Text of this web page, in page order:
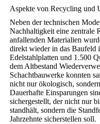
Aspekte von Recycling und
Neben der technischen
Nachhaltigkeit eine zentrale
anfallenden Materialien
direkt wieder in das Baufeld
Edelstahlplatten und 1.500
dem Altbestand
Schachtbauwerke konnten
nicht nur ökologisch,
Dauerhafte Einsparungen
sichergestellt, der nicht nur
standhält, sondern die
Jahrzehnte sicherstellen soll.